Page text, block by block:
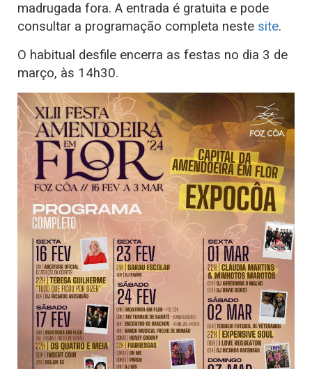
madrugada fora. A entrada é gratuita e pode
consultar a programação completa neste site.
O habitual desfile encerra as festas no dia 3 de
março, às 14h30.